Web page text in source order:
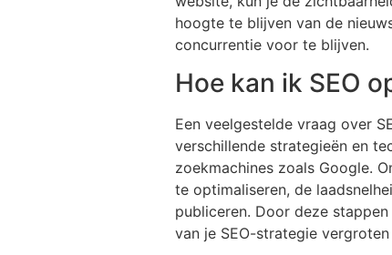
hoogte te blijven van de
concurrentie voor te blijven.
Hoe kan ik SEO
Een veelgestelde vraag over
verschillende strategieën en
zoekmachines zoals Google.
te optimaliseren, de
publiceren. Door deze
van je SEO-strategie